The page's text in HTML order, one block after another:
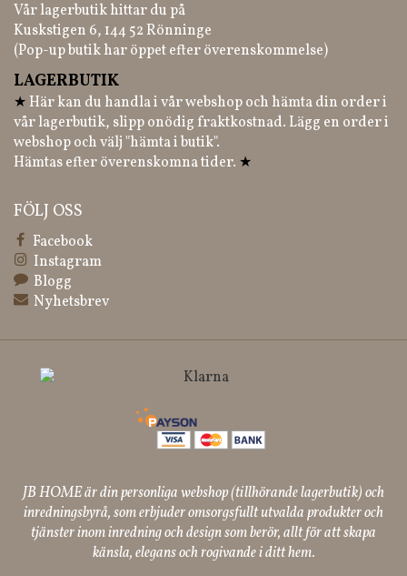
Vår lagerbutik hittar du på
Kuskstigen 6, 144 52 Rönninge
(Pop-up butik har öppet efter överenskommelse)
LAGERBUTIK
★ Här kan du handla i vår webshop och hämta din order i
vår lagerbutik, slipp onödig fraktkostnad. Lägg en order i
webshop och välj "hämta i butik".
Hämtas efter överenskomna tider. ★
FÖLJ OSS
Facebook
Instagram
Blogg
Nyhetsbrev
JB HOME är din personliga webshop (tillhörande lagerbutik) och
inredningsbyrå, som erbjuder omsorgsfullt utvalda produkter och
tjänster inom inredning och design som berör, allt för att skapa
känsla, elegans och rogivande i ditt hem.